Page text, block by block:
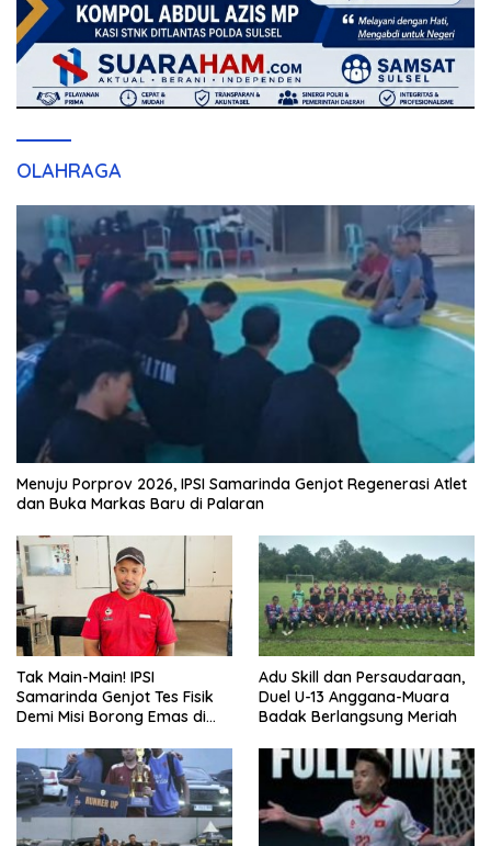
OLAHRAGA
Menuju Porprov 2026, IPSI Samarinda Genjot Regenerasi Atlet
dan Buka Markas Baru di Palaran
Tak Main-Main! IPSI
Samarinda Genjot Tes Fisik
Demi Misi Borong Emas di
Adu Skill dan Persaudaraan,
Duel U-13 Anggana-Muara
Badak Berlangsung Meriah